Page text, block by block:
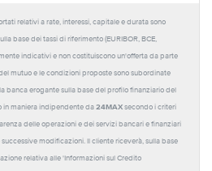
relativi a rate, interessi, capitale e durata sono
base dei tassi di riferimento (EURIBOR, BCE,
indicativi e non costituiscono un'offerta da parte
mutuo e le condizioni proposte sono subordinate
banca erogante sulla base del profilo finanziario del
in maniera indipendente da 24MAX secondo i criteri
delle operazioni e dei servizi bancari e finanziari
modificazioni. Il cliente riceverà, sulla base
relativa alle 'Informazioni sul Credito